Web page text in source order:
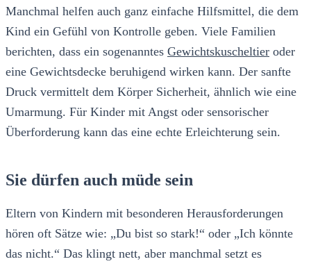
Manchmal helfen auch ganz einfache Hilfsmittel, die dem
Kind ein Gefühl von Kontrolle geben. Viele Familien
berichten, dass ein sogenanntes Gewichtskuscheltier oder
eine Gewichtsdecke beruhigend wirken kann. Der sanfte
Druck vermittelt dem Körper Sicherheit, ähnlich wie eine
Umarmung. Für Kinder mit Angst oder sensorischer
Überforderung kann das eine echte Erleichterung sein.
Sie dürfen auch müde sein
Eltern von Kindern mit besonderen Herausforderungen
hören oft Sätze wie: „Du bist so stark!“ oder „Ich könnte
das nicht.“ Das klingt nett, aber manchmal setzt es